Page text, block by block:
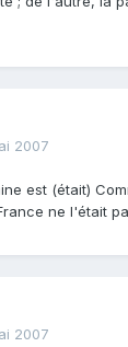
2007
est (était)
ne l'était
2007